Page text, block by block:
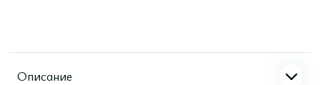
Описание